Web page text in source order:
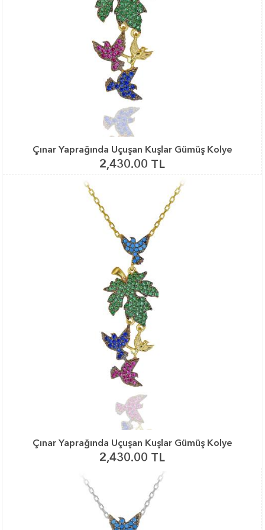
Çınar Yaprağında Uçuşan Kuşlar Gümüş Kolye
2,430.00 TL
Çınar Yaprağında Uçuşan Kuşlar Gümüş Kolye
2,430.00 TL